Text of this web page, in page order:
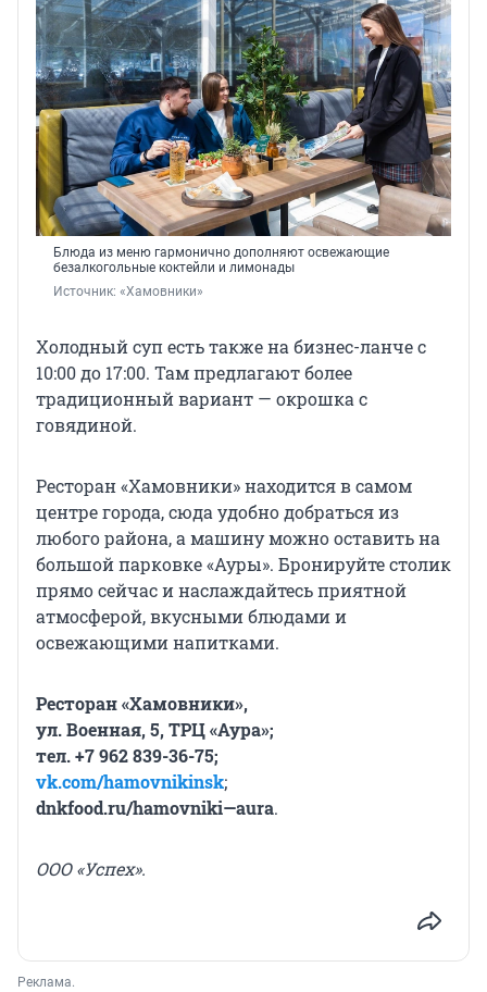
Блюда из меню гармонично дополняют освежающие
безалкогольные коктейли и лимонады
Источник: «Хамовники»
Холодный суп есть также на бизнес-ланче с
10:00 до 17:00. Там предлагают более
традиционный вариант — окрошка с
говядиной.
Ресторан «Хамовники» находится в самом
центре города, сюда удобно добраться из
любого района, а машину можно оставить на
большой парковке «Ауры». Бронируйте столик
прямо сейчас и наслаждайтесь приятной
атмосферой, вкусными блюдами и
освежающими напитками.
Ресторан «Хамовники»,
ул. Военная, 5, ТРЦ «Аура»;
тел. +7 962 839-36-75;
vk.com/hamovnikinsk;
dnkfood.ru/hamovniki—aura.
ООО «Успех».
Реклама.